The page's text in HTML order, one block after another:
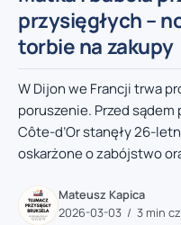
przysięgłych –
torbie na zakupy
W Dijon we Francji trwa
poruszenie. Przed
Côte-d’Or stanęły 26-
oskarżone o zabójstwo
Mateusz Kapica
2026-03-03
3 min